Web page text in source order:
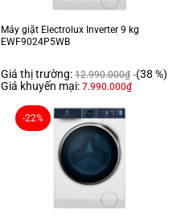
Máy giặt Electrolux Inverter 9 kg
EWF9024P5WB
Giá thị trường: 12.990.000₫ (38 %)
Giá khuyến mại: 7.990.000₫
-22%